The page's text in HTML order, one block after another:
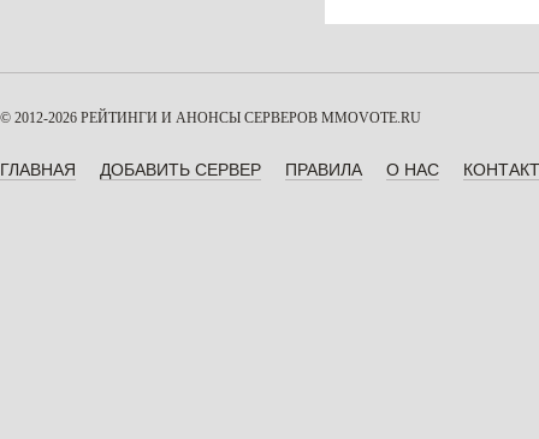
© 2012-2026 РЕЙТИНГИ И АНОНСЫ СЕРВЕРОВ MMOVOTE.RU
ГЛАВНАЯ ДОБАВИТЬ СЕРВЕР ПРАВИЛА О НАС